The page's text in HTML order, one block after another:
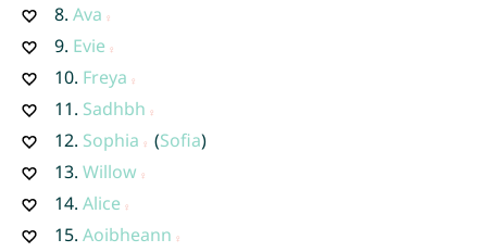
8. Ava
9. Evie
10. Freya
11. Sadhbh
12. Sophia (Sofia)
13. Willow
14. Alice
15. Aoibheann